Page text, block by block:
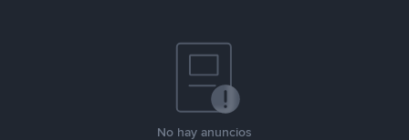
No hay anuncios